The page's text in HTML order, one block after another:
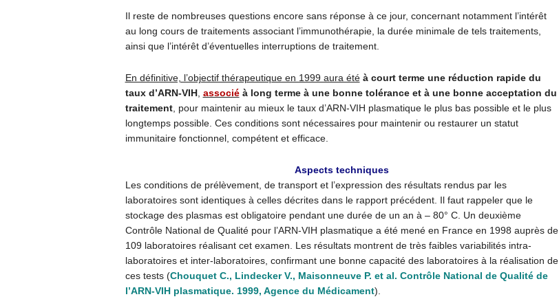
Il reste de nombreuses questions encore sans réponse à ce jour, concernant notamment l’intérêt
au long cours de traitements associant l’immunothérapie, la durée minimale de tels traitements,
ainsi que l’intérêt d’éventuelles interruptions de traitement.
En définitive, l’objectif thérapeutique en 1999 aura été à court terme une réduction rapide du
taux d’ARN-VIH, associé à long terme à une bonne tolérance et à une bonne acceptation du
traitement, pour maintenir au mieux le taux d’ARN-VIH plasmatique le plus bas possible et le plus
longtemps possible. Ces conditions sont nécessaires pour maintenir ou restaurer un statut
immunitaire fonctionnel, compétent et efficace.
Aspects techniques
Les conditions de prélèvement, de transport et l’expression des résultats rendus par les
laboratoires sont identiques à celles décrites dans le rapport précédent. Il faut rappeler que le
stockage des plasmas est obligatoire pendant une durée de un an à – 80° C. Un deuxième
Contrôle National de Qualité pour l’ARN-VIH plasmatique a été mené en France en 1998 auprès de
109 laboratoires réalisant cet examen. Les résultats montrent de très faibles variabilités intra-
laboratoires et inter-laboratoires, confirmant une bonne capacité des laboratoires à la réalisation de
ces tests (Chouquet C., Lindecker V., Maisonneuve P. et al. Contrôle National de Qualité de
l’ARN-VIH plasmatique. 1999, Agence du Médicament).